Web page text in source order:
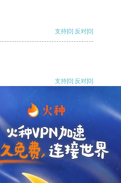
支持[0] 反对[0]
支持[0] 反对[0]
支持[0] 反对
支持